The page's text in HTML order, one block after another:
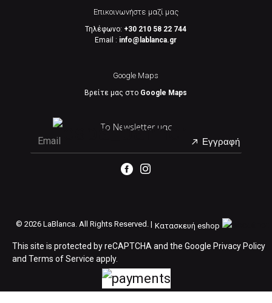
Επικοινωνήστε μαζί μας
Τηλέφωνο: +30 210 58 22 744
Email : info@lablanca.gr
Google Maps
Βρείτε μας στο Google Maps
Το Newsletter μας
Εγγραφή
© 2026 LaBlanca. All Rights Reserved. | Κατασκευή eshop
This site is protected by reCAPTCHA and the Google Privacy Policy
and Terms of Service apply.